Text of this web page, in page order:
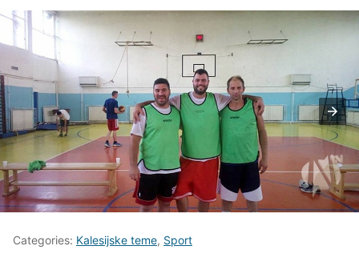
Categories: Kalesijske teme, Sport